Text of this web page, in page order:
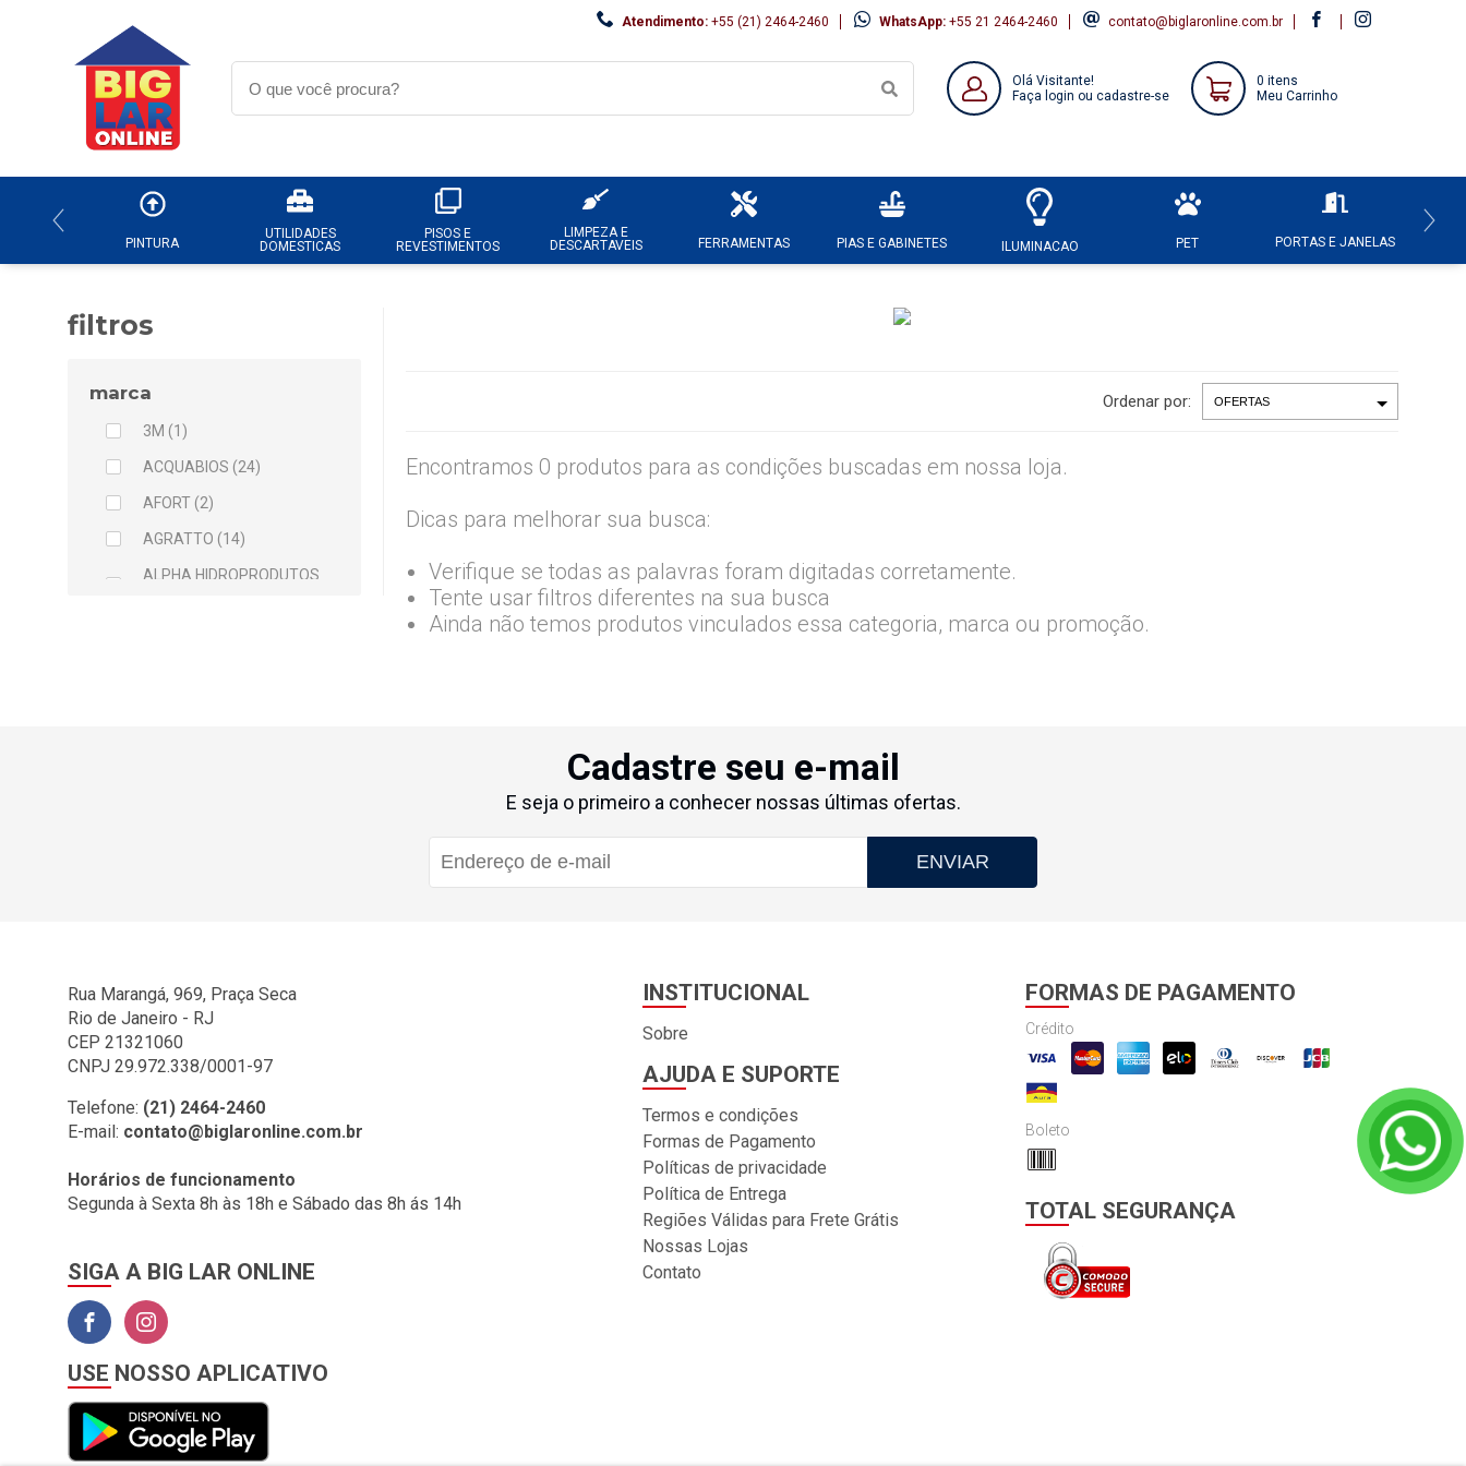
Atendimento: +55 (21) 2464-2460 WhatsApp: +55 21 2464-2460 contato@biglaronline.com.br
Olá Visitante!
Faça login ou cadastre-se
0 itens
Meu Carrinho
PINTURA
UTILIDADES
DOMESTICAS
PISOS E
REVESTIMENTOS
LIMPEZA E
DESCARTAVEIS
FERRAMENTAS PIAS E GABINETES ILUMINACAO PET PORTAS E JANELAS
filtros
marca
3M (1)
ACQUABIOS (24)
AFORT (2)
AGRATTO (14)
ALPHA HIDROPRODUTOS
BIG LAR (1)
BOMBRIL (2)
BOTAFOGO (3)
BRASILIT (1)
BRONZEARTE (4)
CERAL (35)
CLINCK COMERCIO DE
COLGATE (1)
COMEP (1)
CORTAG (1)
COZIMAX (63)
Ordenar por:
Encontramos 0 produtos para as condições buscadas em nossa loja.
Dicas para melhorar sua busca:
Verifique se todas as palavras foram digitadas corretamente.
Tente usar filtros diferentes na sua busca
Ainda não temos produtos vinculados essa categoria, marca ou promoção.
Cadastre seu e-mail
E seja o primeiro a conhecer nossas últimas ofertas.
ENVIAR
Rua Marangá, 969, Praça Seca
Rio de Janeiro - RJ
CEP 21321060
CNPJ 29.972.338/0001-97
Telefone: (21) 2464-2460
E-mail: contato@biglaronline.com.br
Horários de funcionamento
Segunda à Sexta 8h às 18h e Sábado das 8h ás 14h
SIGA A BIG LAR ONLINE
INSTITUCIONAL
Sobre
AJUDA E SUPORTE
Termos e condições
Formas de Pagamento
Políticas de privacidade
Política de Entrega
Regiões Válidas para Frete Grátis
Nossas Lojas
Contato
FORMAS DE PAGAMENTO
Crédito
Boleto
TOTAL SEGURANÇA
USE NOSSO APLICATIVO